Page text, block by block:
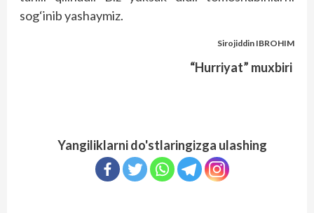
sog‘inib yashaymiz.
Sirojiddin IBROHIM
“Hurriyat” muxbiri
Yangiliklarni do'stlaringizga ulashing